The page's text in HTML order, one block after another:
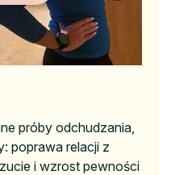
próby odchudzania,
poprawa relacji z
i wzrost pewności